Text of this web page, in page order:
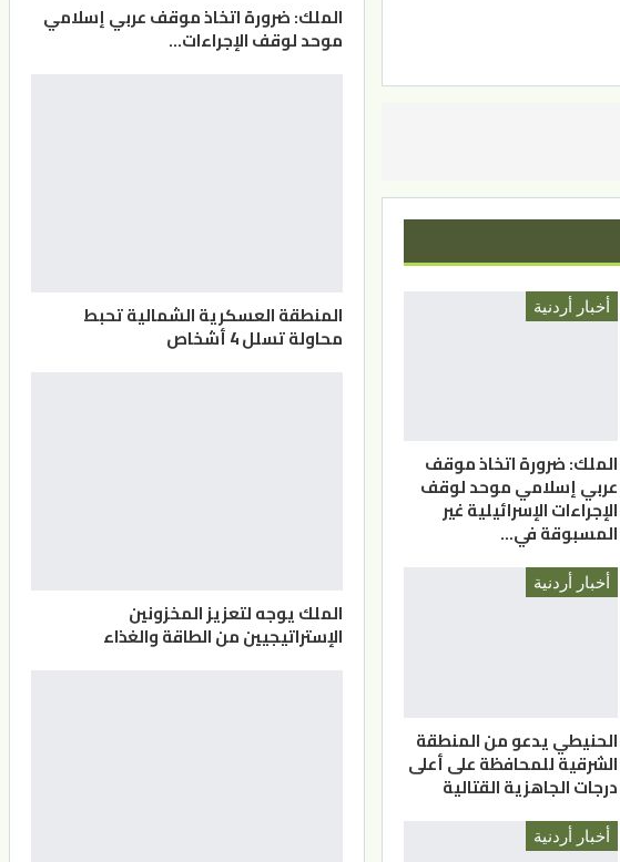
أخبار أردنية
الملك: ضرورة اتخاذ موقف
عربي إسلامي موحد لوقف
الإجراءات الإسرائيلية غير
المسبوقة في…
أخبار أردنية
الحنيطي يدعو من المنطقة
الشرقية للمحافظة على أعلى
درجات الجاهزية القتالية
أخبار أردنية
الملك: ضرورة اتخاذ موقف عربي إسلامي
موحد لوقف الإجراءات…
المنطقة العسكرية الشمالية تحبط
محاولة تسلل 4 أشخاص
الملك يوجه لتعزيز المخزونين
الإستراتيجيين من الطاقة والغذاء